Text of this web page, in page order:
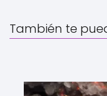
También te